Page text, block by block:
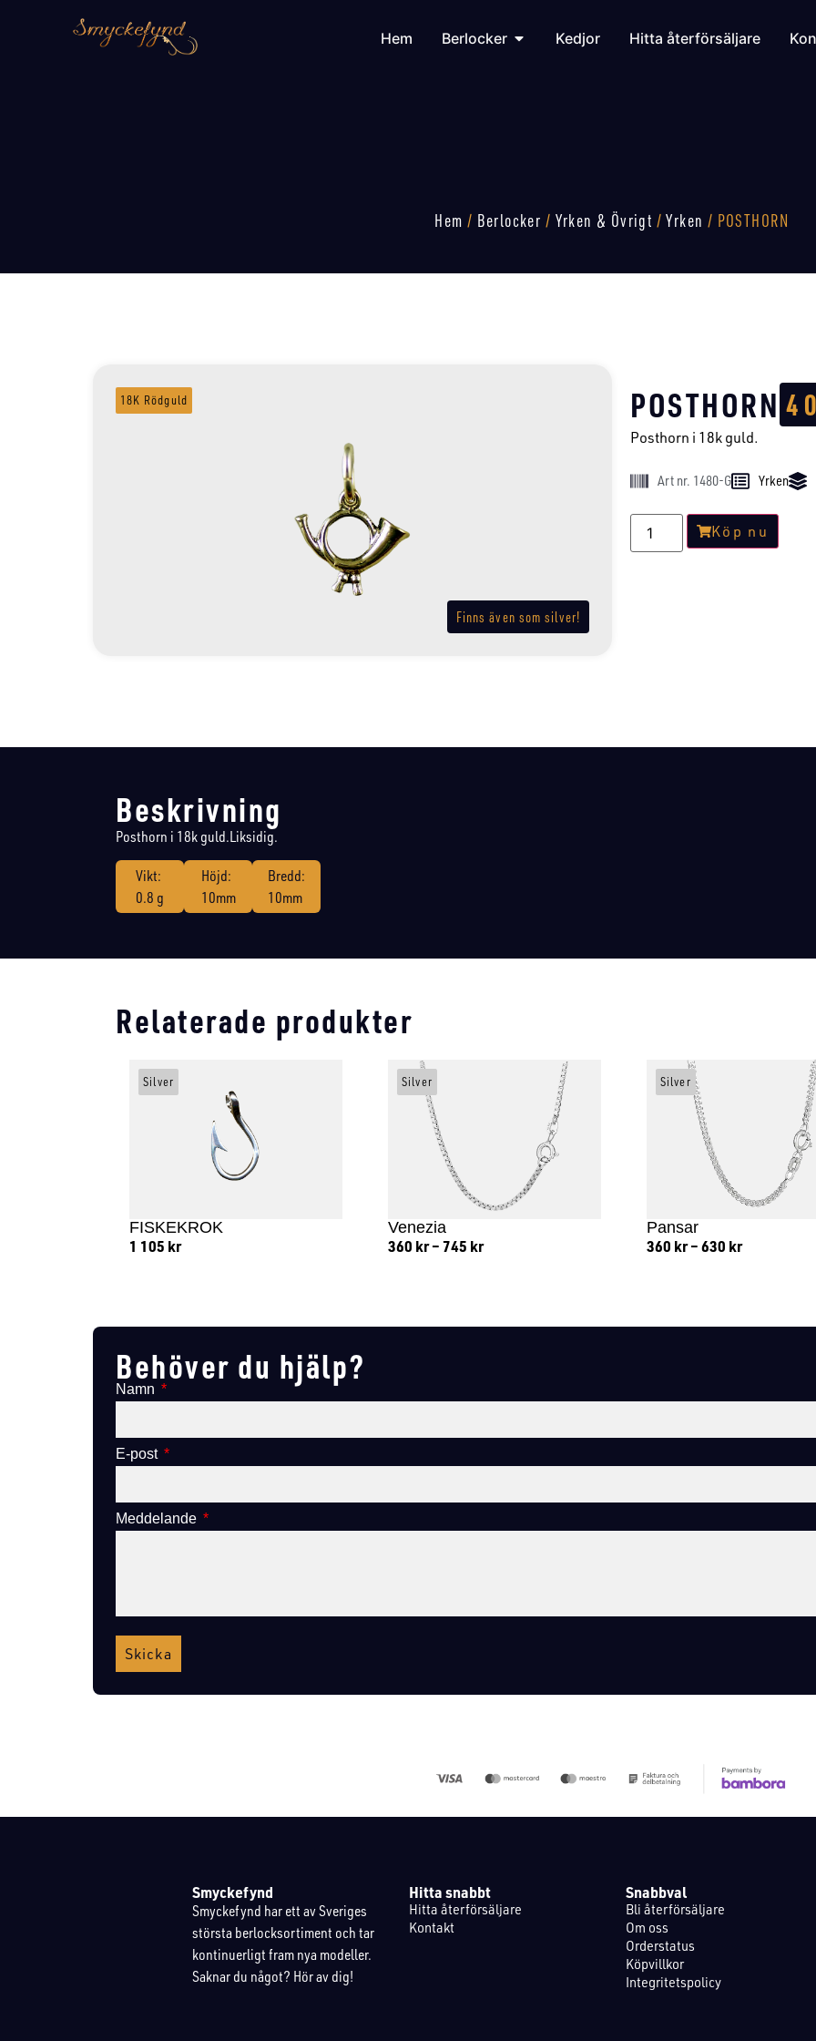
Hem Berlocker Kedjor Hitta återförsäljare
Hem / Berlocker / Yrken & Övrigt /Yrken / POSTHORN
Finns även som silver!
18K Rödguld POSTHORN 4
Posthorn i 18k guld.
Art nr. 1480-G Yrken
Köp nu
Beskrivning
Posthorn i 18k guld.Liksidig.
Vikt:
0.8 g
Höjd:
10mm
Bredd:
10mm
Relaterade produkter
FISKEKROK
1 105 kr
Silver
Venezia
360 kr –745 kr
Silver
Pansar
360 kr –630 kr
Silver
Behöver du hjälp?
Namn
E-post
Meddelande
Skicka
Smyckefynd
Smyckefynd har ett av Sveriges
största berlocksortiment och tar
kontinuerligt fram nya modeller.
Saknar du något? Hör av dig!
Hitta snabbt
Hitta återförsäljare
Kontakt
Snabbval
Bli återförsäljare
Om oss
Orderstatus
Köpvillkor
Integritetspolicy